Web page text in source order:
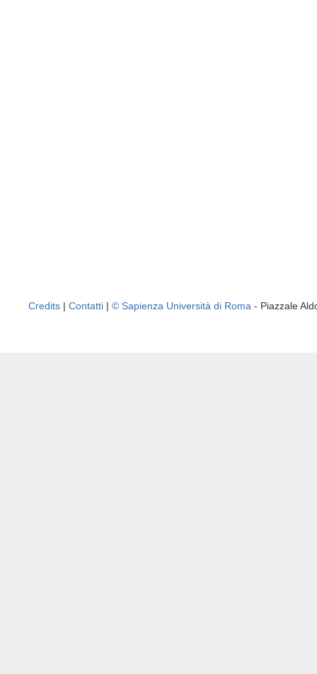
Credits | Contatti | © Sapienza Università di Roma - Piazzale